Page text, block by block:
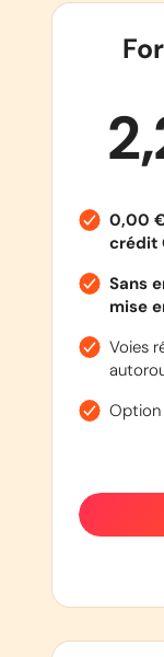
0,00
crédit
Sans
mise
Voies
Option